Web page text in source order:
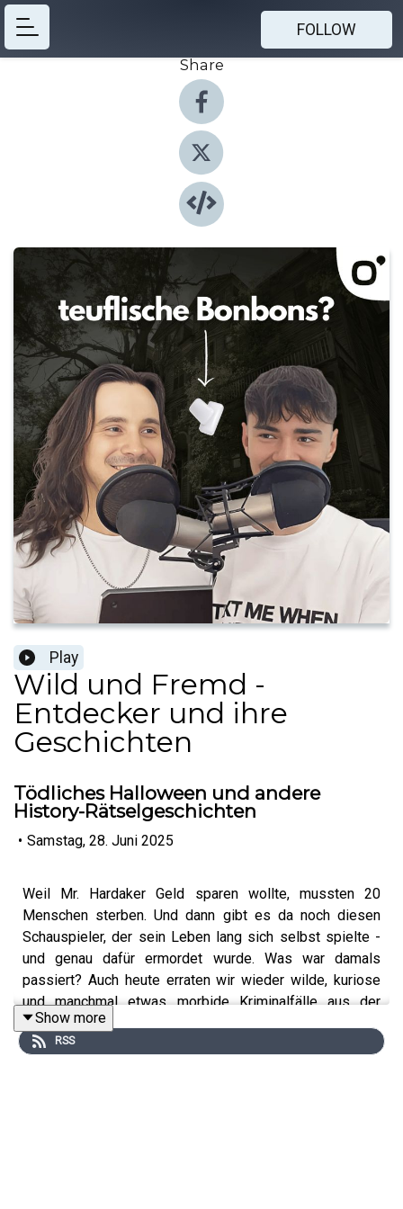
FOLLOW
Share
Play
Wild und Fremd -
Entdecker und ihre
Geschichten
Tödliches Halloween und andere
History-Rätselgeschichten
• Samstag, 28. Juni 2025
Weil Mr. Hardaker Geld sparen wollte, mussten 20
Menschen sterben. Und dann gibt es da noch diesen
Schauspieler, der sein Leben lang sich selbst spielte -
und genau dafür ermordet wurde. Was war damals
passiert? Auch heute erraten wir wieder wilde, kuriose
und manchmal etwas morbide Kriminalfälle aus der
Geschichte. Jeder einen. Die Krux: Die Geschichte darf
nur mit Ja- oder Nein-Fragen gelöst werden. Die ersten
Show more
RSS